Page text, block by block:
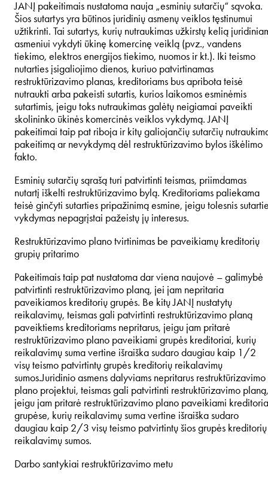
JANĮ pakeitimais nustatoma nauja „esminių sutarčių“ sąvoka.
Šios sutartys yra būtinos juridinių asmenų veiklos tęstinumui
užtikrinti. Tai sutartys, kurių nutraukimas užkirstų kelią
asmeniui vykdyti ūkinę komercinę veiklą (pvz., vandens
tiekimo, elektros energijos tiekimo, nuomos ir kt.). Iki teismo
nutarties įsigaliojimo dienos, kuriuo patvirtinamas
restruktūrizavimo planas, kreditoriams bus apribota teisė
nutraukti arba pakeisti sutartis, kurios laikomos esminėmis
sutartimis, jeigu toks nutraukimas galėtų neigiamai paveikti
skolininko ūkinės komercinės veiklos vykdymą. JANĮ
pakeitimai taip pat riboja ir kitų galiojančių sutarčių
pakeitimą ar nevykdymą dėl restruktūrizavimo bylos iškėlimo
fakto.
Esminių sutarčių sąrašą turi patvirtinti teismas, priimdamas
nutartį iškelti restruktūrizavimo bylą. Kreditoriams paliekama
teisė ginčyti sutarties pripažinimą esmine, jeigu tolesnis
vykdymas nepagrįstai pažeistų jų interesus.
Restruktūrizavimo plano tvirtinimas be paveikiamų kreditorių
grupių pritarimo
Pakeitimais taip pat nustatoma dar viena naujovė – galimybė
patvirtinti restruktūrizavimo planą, jei jam nepritaria
paveikiamos kreditorių grupės. Be kitų JANĮ nustatytų
reikalavimų, teismas gali patvirtinti restruktūrizavimo planą
paveiktiems kreditoriams nepritarus, jeigu jam pritarė
restruktūrizavimo plano paveikiami grupės kreditoriai, kurių
reikalavimų suma vertine išraiška sudaro daugiau kaip 1/2
visų teismo patvirtintų grupės kreditorių reikalavimų
sumos.Juridinio asmens dalyviams nepritarus restruktūrizavimo
plano projektui, teismas gali patvirtinti restruktūrizavimo planą,
jeigu jam pritarė restruktūrizavimo plano paveikiami
grupėse, kurių reikalavimų suma vertine išraiška sudaro
daugiau kaip 2/3 visų teismo patvirtintų šios grupės kreditorių
reikalavimų sumos.
Darbo santykiai restruktūrizavimo metu